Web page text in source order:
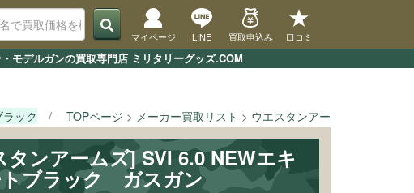
モデルガンの買取専門店 ミリタリーグッズ.COM
マイページ LINE 買取申込み 口コミ
ック TOPページ メーカー買取リスト ウエスタンアームズ
タンアームズ] SVI 6.0 NEWエキ
ブラック ガスガン